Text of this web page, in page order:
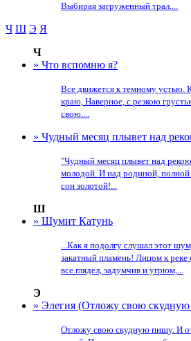
Выбирая загруженный трал....
Ч Ш Э Я
Ч
» Что вспомню я?
Все движется к темному устью.
краю, Наверное, с резкою
свою....
» Чудный месяц плывет над
"Чудный месяц плывет над
молодой. И над родиной, полной
сон золотой!...
Ш
» Шумит Катунь
...Как я подолгу слушал этот
закатный пламень! Лицом к реке
все глядел, задумчив и угрюм,...
Э
» Элегия (Отложу свою
Отложу свою скудную пищу. И